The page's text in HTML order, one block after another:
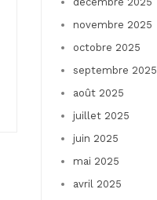
novembre 2025
octobre 2025
septembre 2025
août 2025
juillet 2025
juin 2025
mai 2025
avril 2025